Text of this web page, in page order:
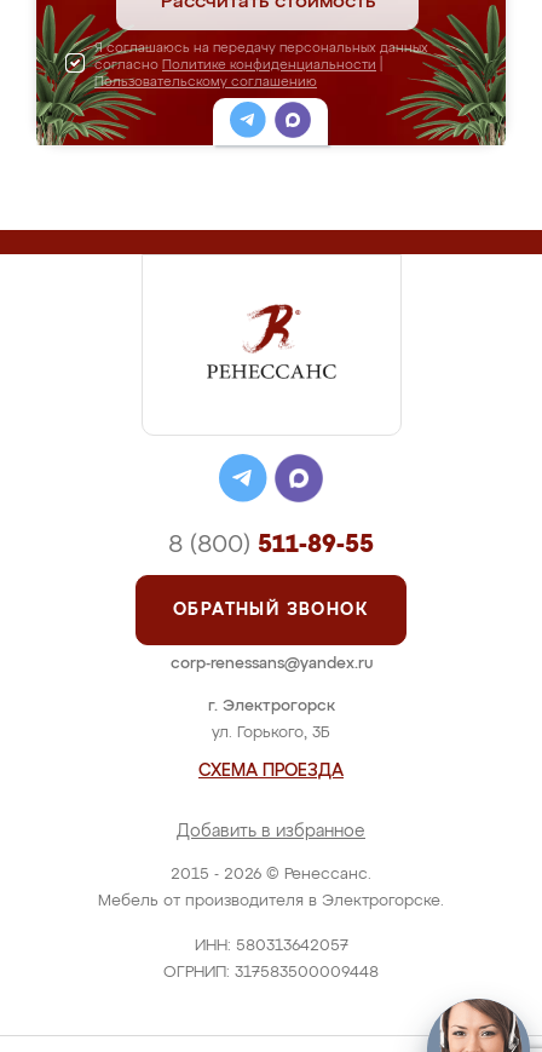
Я соглашаюсь на передачу персональных данных
согласно Политике конфиденциальности
Пользовательскому соглашению
2015 - 2026 © Ренессанс.
Мебель от производителя в Электрогорске.
ИНН: 580313642057
ОГРНИП: 317583500009448
г. Электрогорск
ул. Горького, 3Б
СХЕМА ПРОЕЗДА
Добавить в избранное
8 (800) 511-89-55
ОБРАТНЫЙ ЗВОНОК
corp-renessans@yandex.ru